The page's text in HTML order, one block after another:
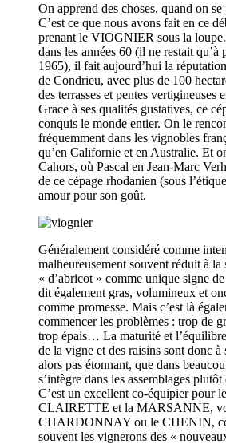
On apprend des choses, quand on
C’est ce que nous avons fait en ce
prenant le VIOGNIER sous la
dans les années 60 (il ne restait qu’à
1965), il fait aujourd’hui la
de Condrieu, avec plus de 100
des terrasses et pentes vertigineuses
Grace à ses qualités gustatives, ce
conquis le monde entier. On le
fréquemment dans les vignobles
qu’en Californie et en Australie. Et
Cahors, où Pascal en Jean-Marc
de ce cépage rhodanien (sous
amour pour son goût.
Généralement considéré comme
malheureusement souvent réduit à la
« d’abricot » comme unique signe
dit également gras, volumineux et
comme promesse. Mais c’est là
commencer les problèmes : trop de
trop épais… La maturité et
de la vigne et des raisins sont donc à
alors pas étonnant, que dans
s’intègre dans les assemblages plutôt
C’est un excellent co-équipier pour
CLAIRETTE et la MARSANNE,
CHARDONNAY ou le CHENIN,
souvent les vignerons des «